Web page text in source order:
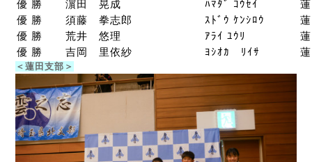
優 勝
濵田 晃成 ﾊﾏﾀﾞ ｺｳｾｲ
優 勝
須藤 拳志郎 ｽﾄﾞｳ ｹﾝｼﾛｳ
優 勝
荒井 悠理 ｱﾗｲ ﾕｳﾘ
優 勝
吉岡 里依紗 ﾖｼｵｶ ﾘｲｻ
＜蓮田支部＞